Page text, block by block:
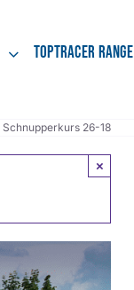
Toptracer Range
Schnupperkurs 26-18
×